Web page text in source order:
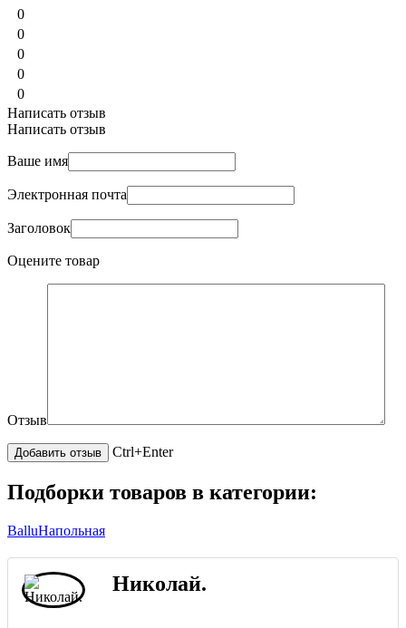
0
0
0
0
0
Написать отзыв
Написать отзыв
Ваше имя
Электронная почта
Заголовок
Оцените товар
Отзыв
Ctrl+Enter
Подборки товаров в категории:
BalluНапольная
Николай.